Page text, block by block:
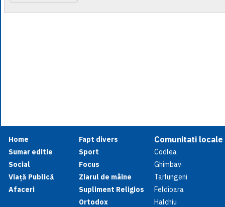
Home
Sumar editie
Social
Viață Publică
Afaceri
Fapt divers
Sport
Focus
Ziarul de mâine
Supliment Religios
Ortodox
Comunitati locale
Codlea
Ghimbav
Tarlungeni
Feldioara
Halchiu